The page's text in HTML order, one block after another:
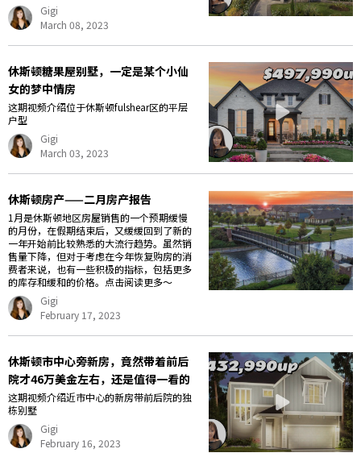
Gigi
March 08, 2023
休斯顿糖果屋别墅，一定是某个小仙
女的梦中情房
这期视频介绍位于休斯顿fulshear区的平层
户型
Gigi
March 03, 2023
休斯顿房产——二月房产报告
1月是休斯顿地区房屋销售的一个预期缓慢
的月份，在假期结束后，又缓缓回到了新的
一年开始前比较熟悉的大流行趋势。虽然销
售量下降，但对于考虑在今年恢复购房的消
费者来说，也有一些积极的指标，包括更多
的库存和缓和的价格。点击阅读更多～
Gigi
February 17, 2023
休斯顿市中心旁新房，竟然带着前后
院才46万美金左右，还是值得一看的
这期视频介绍近市中心的新房带前后院的独
栋别墅
Gigi
February 16, 2023